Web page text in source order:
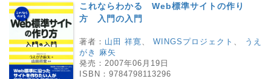
これならわかる Web標準サイトの作り
方 入門の入門
著者： 山田 祥寛 WINGSプロジェクト
うえ
がき 麻矢
発売： 2007年06月19日
ISBN： 9784798113296